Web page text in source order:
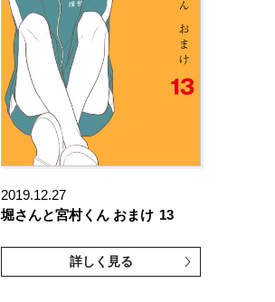
2019.12.27
堀さんと宮村くん おまけ 13
詳しく見る